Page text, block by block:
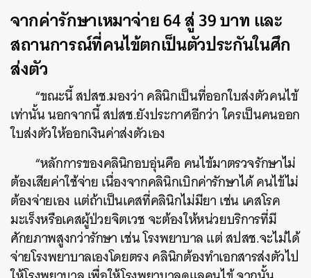
จากค่ารักษาเหมาจ่าย 64 สู่ 39 บาท และ
สถานการณ์ที่คนไข้ตกเป็นตัวประกันในศึก
ส่งตัว
“ขณะนี้ สปสช.มองว่า คลินิกเป็นที่ออกใบส่งตัวคนไข้
เท่านั้น นอกจากนี้ สปสช.ยังประกาศอีกว่า ใครเป็นคนออก
ใบส่งตัวให้ออกเงินค่าส่งตัวเอง
“หลักการของคลินิกอบอุ่นคือ คนไข้มาตรวจรักษาไม่
ต้องเสียค่าใช้จ่าย เนื่องจากคลินิกเบิกค่ารักษาได้ คนไข้ไม่
ต้องจ่ายเอง แต่ถ้าเป็นเคสที่คลินิกไม่มียา เช่น เคสโรค
มะเร็งหรือเคสผู้ป่วยจิตเวช จะต้องให้หน่วยบริการที่มี
ศักยภาพสูงกว่ารักษา เช่น โรงพยาบาล แต่ สปสช.จะไม่ได้
จ่ายโรงพยาบาลเองโดยตรง คลินิกต้องทำเอกสารส่งตัวไป